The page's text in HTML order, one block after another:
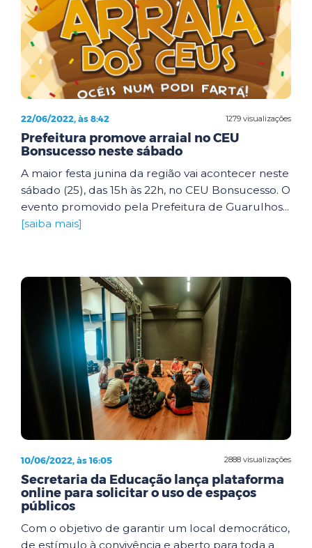
1279 visualizações
22/06/2022, às 8:42
Prefeitura promove arraial no CEU
Bonsucesso neste sábado
A maior festa junina da região vai acontecer neste
sábado (25), das 15h às 22h, no CEU Bonsucesso. O
evento promovido pela Prefeitura de Guarulhos...
[saiba mais]
2888 visualizações
10/06/2022, às 16:05
Secretaria da Educação lança plataforma
online para solicitar o uso de espaços
públicos
Com o objetivo de garantir um local democrático,
de estímulo à convivência e aberto para toda a